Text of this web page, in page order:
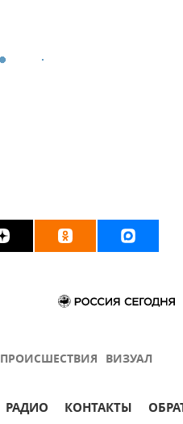
ПРОИСШЕСТВИЯ ВИЗУАЛ
РАДИО КОНТАКТЫ